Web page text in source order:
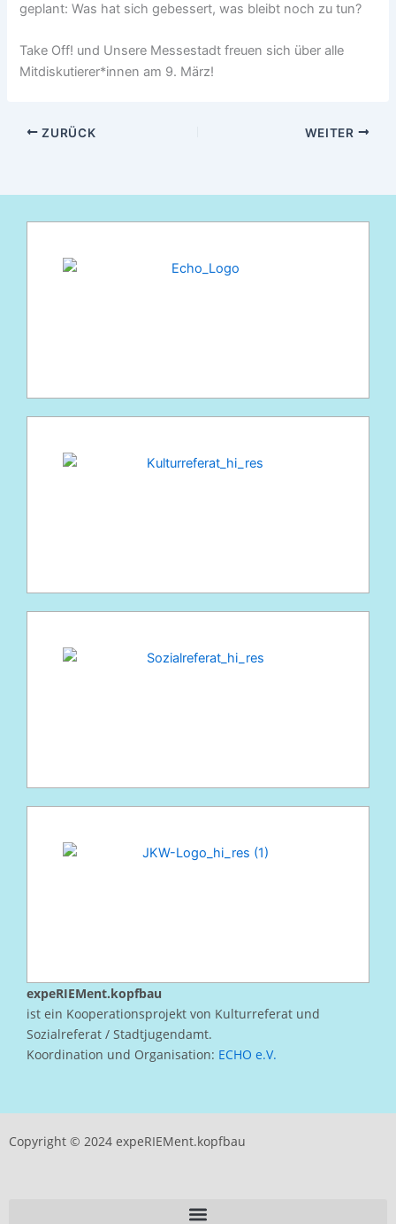
geplant: Was hat sich gebessert, was bleibt noch zu tun?
Take Off! und Unsere Messestadt freuen sich über alle
Mitdiskutierer*innen am 9. März!
ZURÜCK WEITER
expeRIEMent.kopfbau
ist ein Kooperationsprojekt von Kulturreferat und
Sozialreferat / Stadtjugendamt.
Koordination und Organisation: ECHO e.V.
Copyright © 2024 expeRIEMent.kopfbau